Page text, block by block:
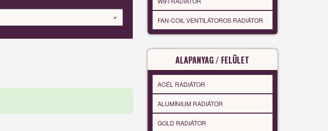
FAN-COIL VENTILÁTOROS RADIÁTOR
ALAPANYAG / FELÜLET
ACÉL RADIÁTOR
ALUMÍNIUM RADIÁTOR
GOLD RADIÁTOR